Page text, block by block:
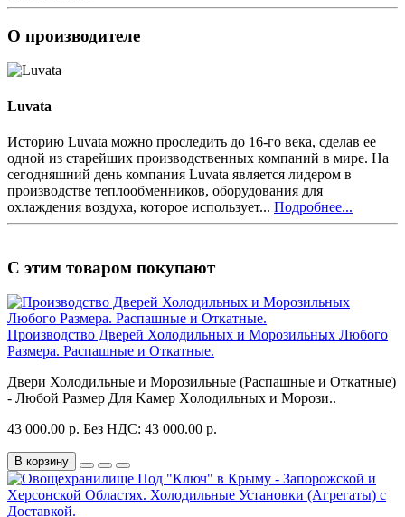
О производителе
Luvata
Историю Luvata можно проследить до 16-го века, сделав ее
одной из старейших производственных компаний в мире. На
сегодняшний день компания Luvata является лидером в
производстве теплообменников, оборудования для
охлаждения воздуха, которое использует... Подробнее...
С этим товаром покупают
Производство Дверей Холодильных и Морозильных Любого
Размера. Распашные и Откатные.
Двeри Холодильные и Морозильные (Рaспaшные и Oткaтныe)
- Любой Размер Для Kaмeр Xoлoдильных и Moрози..
43 000.00 р. Без НДС: 43 000.00 р.
В корзину